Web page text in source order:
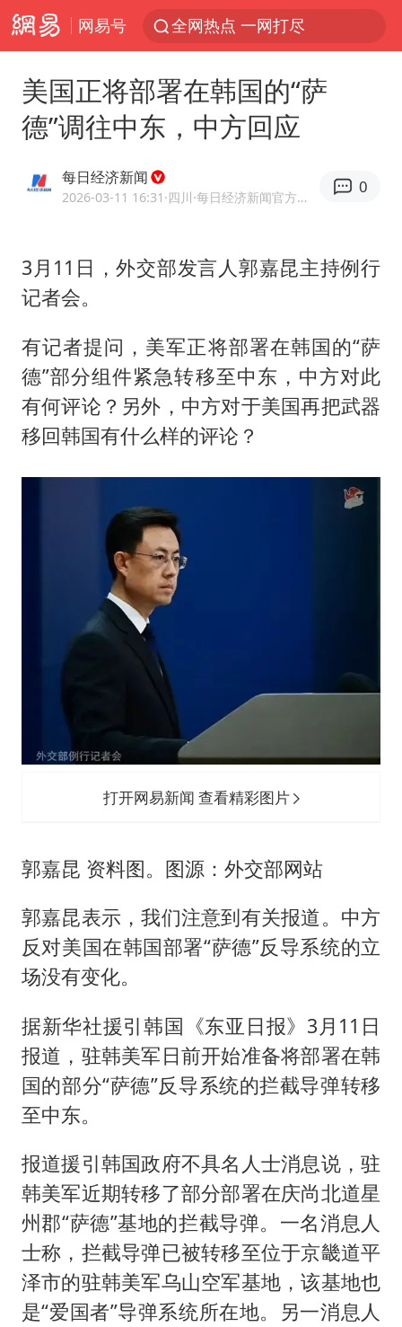
网易号 全网热点 一网打尽
美国正将部署在韩国的“萨
德”调往中东，中方回应
每日经济新闻
2026-03-11 16:31 ·四川 ·每日经济新闻官方网易号
0
3月11日，外交部发言人郭嘉昆主持例行
记者会。
有记者提问，美军正将部署在韩国的“萨
德”部分组件紧急转移至中东，中方对此
有何评论？另外，中方对于美国再把武器
移回韩国有什么样的评论？
打开网易新闻 查看精彩图片
郭嘉昆 资料图。图源：外交部网站
郭嘉昆表示，我们注意到有关报道。中方
反对美国在韩国部署“萨德”反导系统的立
场没有变化。
据新华社援引韩国《东亚日报》3月11日
报道，驻韩美军日前开始准备将部署在韩
国的部分“萨德”反导系统的拦截导弹转移
至中东。
报道援引韩国政府不具名人士消息说，驻
韩美军近期转移了部分部署在庆尚北道星
州郡“萨德”基地的拦截导弹。一名消息人
士称，拦截导弹已被转移至位于京畿道平
泽市的驻韩美军乌山空军基地，该基地也
是“爱国者”导弹系统所在地。另一消息人